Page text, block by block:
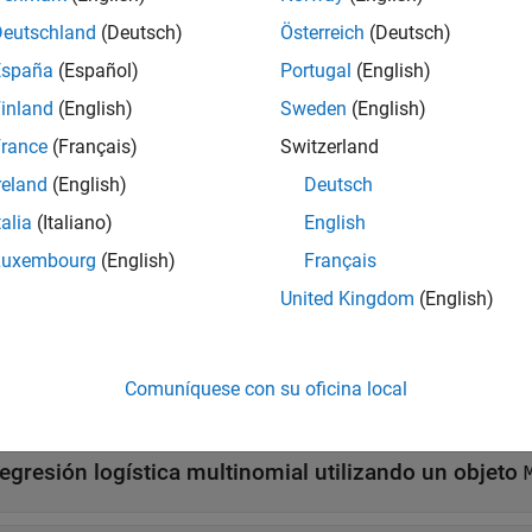
de regresión logística mediante
fitcecoc.
clasificaciones no lineales con big data, entrene un modelo
logística mediante
Predict Classify observations using
lineal generalizada utilizando un objeto
logística multinomial utilizando un objeto
(Deutsch)
(Español)
(English)
(Français)
(English)
(Italiano)
(English)
Österreich (Deutsch)
Portugal (English)
Sweden (English)
Switzerland
Deutsch
English
Français
United Kingdom (English)
Comuníquese con su oficina local